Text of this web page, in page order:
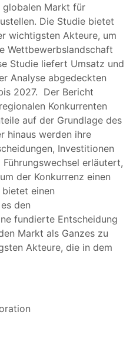
globalen Markt für
Die Studie bietet
wichtigsten Akteure, um
Wettbewerbslandschaft
Studie liefert Umsatz und
Analyse abgedeckten
2027. Der Bericht
Konkurrenten
auf der Grundlage des
hinaus werden ihre
Investitionen
erläutert,
der Konkurrenz einen
einen
den
fundierte Entscheidung
Markt als Ganzes zu
Akteure, die in dem